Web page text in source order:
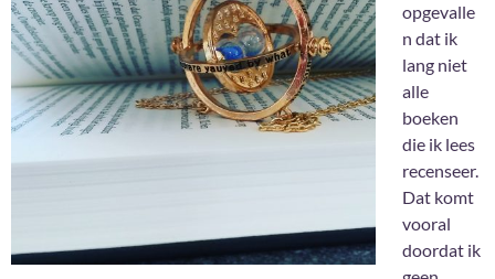
opgevalle
n dat ik
lang niet
alle
boeken
die ik lees
recenseer.
Dat komt
vooral
doordat ik